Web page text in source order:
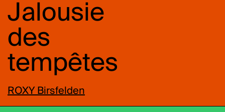
Jalousie
des
tempêtes
ROXY Birsfelden